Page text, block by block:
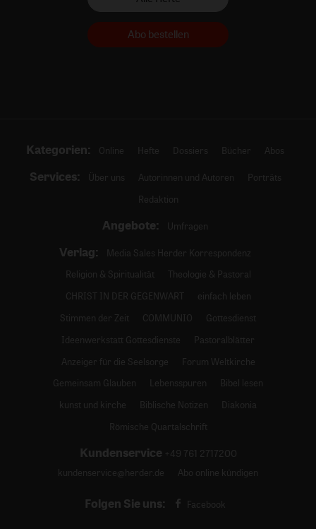
Abo bestellen
Kategorien: Online Hefte Dossiers Bücher Abos
Services: Über uns Autorinnen und Autoren
Porträts
Redaktion
Angebote: Umfragen
Verlag:
Media Sales Herder Korrespondenz
Religion & Spiritualität
Theologie & Pastoral
CHRIST IN DER GEGENWART
einfach leben
Stimmen der Zeit
COMMUNIO
Gottesdienst
Ideenwerkstatt Gottesdienste
Pastoralblätter
Anzeiger für die Seelsorge
Forum Weltkirche
Gemeinsam Glauben
Lebensspuren
Bibel lesen
kunst und kirche
Biblische Notizen
Diakonia
Römische Quartalschrift
Kundenservice +49 761 2717200
kundenservice@herder.de
Abo online kündigen
Folgen Sie uns: Facebook